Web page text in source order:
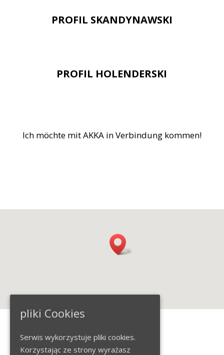
PROFIL SKANDYNAWSKI
PROFIL HOLENDERSKI
Ich möchte mit AKKA in Verbindung kommen!
pliki Cookies
Serwis wykorzystuje pliki cookies.
Korzystając ze strony wyrażasz